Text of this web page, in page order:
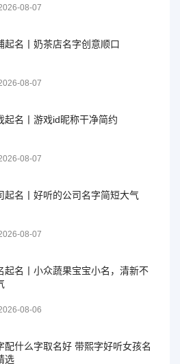
08-07
起名丨奶茶店名字创意顺口
08-07
起名丨游戏id昵称干净简约
08-07
起名丨好听的公司名字简短大气
08-07
起名丨小众蔬果宝宝小名，清新不
08-06
配什么字取名好 带熙字好听女孩名
选